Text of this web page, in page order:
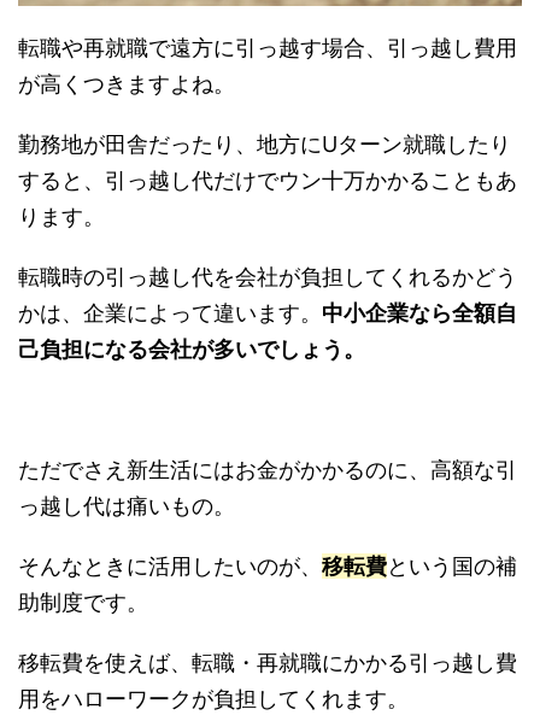
転職や再就職で遠方に引っ越す場合、引っ越し費用
が高くつきますよね。
勤務地が田舎だったり、地方にUターン就職したり
すると、引っ越し代だけでウン十万かかることもあ
ります。
転職時の引っ越し代を会社が負担してくれるかどう
かは、企業によって違います。 中小企業なら全額自
己負担になる会社が多いでしょう。
ただでさえ新生活にはお金がかかるのに、高額な引
っ越し代は痛いもの。
そんなときに活用したいのが、 移転費という国の補
助制度です。
移転費を使えば、転職・再就職にかかる引っ越し費
用をハローワークが負担してくれます。